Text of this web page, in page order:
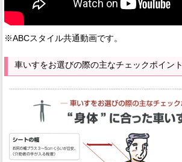
※ABCスタイル共通動画です。
車いすをお選びの際の主なチェックポイント